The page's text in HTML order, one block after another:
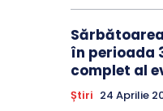
în perioada
complet al
Știri 24 Aprilie